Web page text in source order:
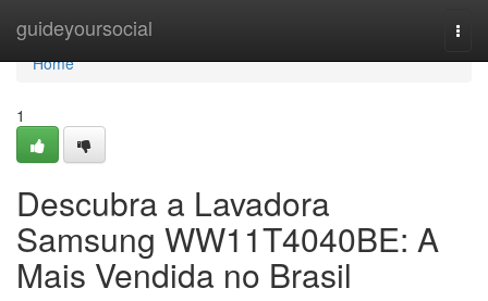
guideyoursocial
Home
Home
1
Descubra a Lavadora
Samsung WW11T4040BE: A
Mais Vendida no Brasil